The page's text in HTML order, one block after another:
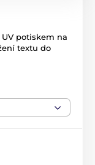
potiskem na
textu do